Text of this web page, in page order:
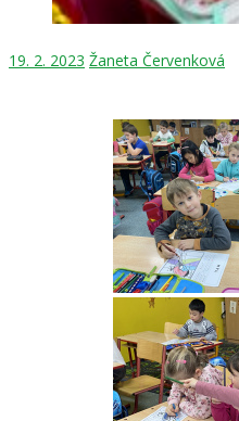
19. 2. 2023 Žaneta Červenková